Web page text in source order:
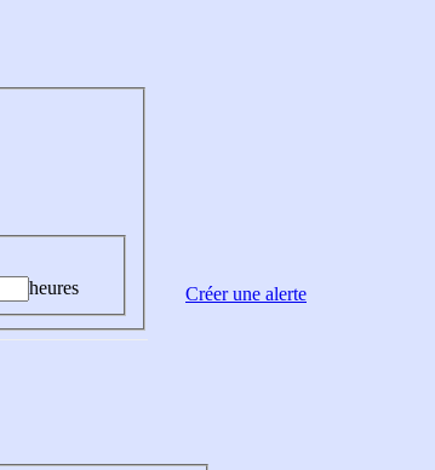
heures
Créer une alerte